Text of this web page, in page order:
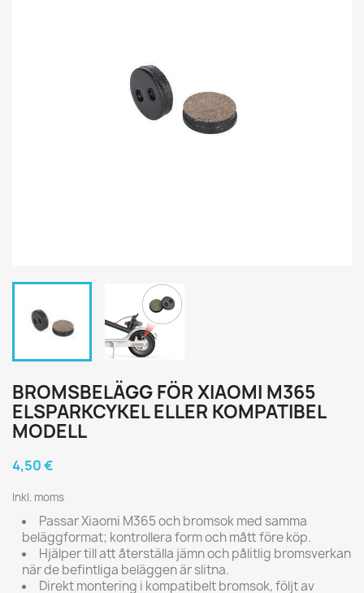
BROMSBELÄGG FÖR XIAOMI M365
ELSPARKCYKEL ELLER KOMPATIBEL
MODELL
4,50 €
Inkl. moms
Passar Xiaomi M365 och bromsok med samma
beläggformat; kontrollera form och mått före köp.
Hjälper till att återställa jämn och pålitlig bromsverkan
när de befintliga beläggen är slitna.
Direkt montering i kompatibelt bromsok, följt av